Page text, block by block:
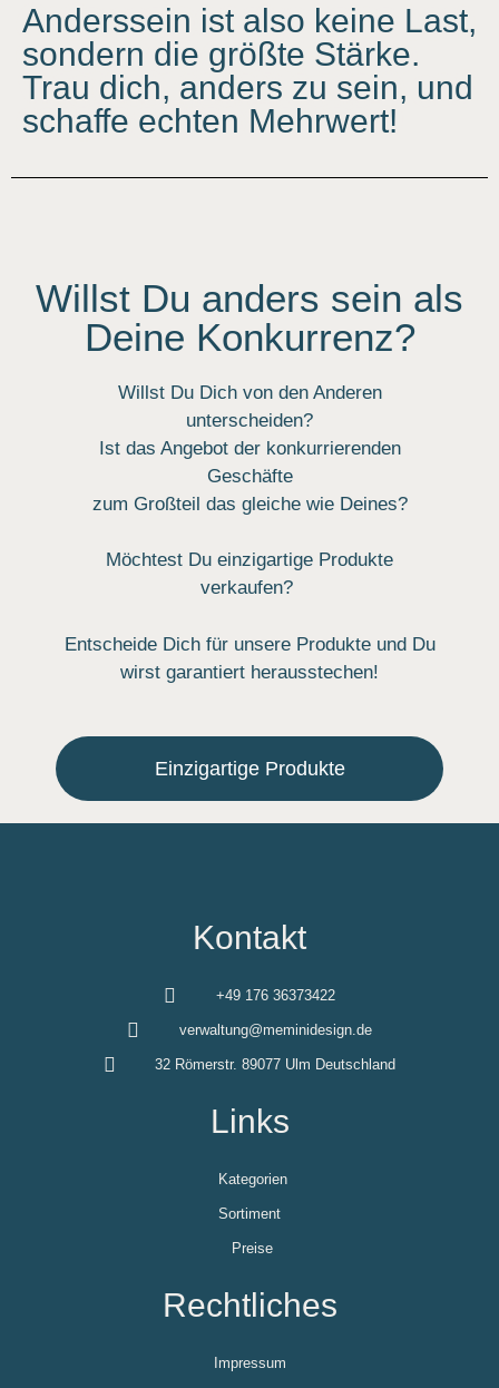
Anderssein ist also keine Last,
sondern die größte Stärke.
Trau dich, anders zu sein, und
schaffe echten Mehrwert!
Willst Du anders sein als
Deine Konkurrenz?
Willst Du Dich von den Anderen
unterscheiden?
Ist das Angebot der konkurrierenden
Geschäfte
zum Großteil das gleiche wie Deines?
Möchtest Du einzigartige Produkte
verkaufen?
Entscheide Dich für unsere Produkte und Du
wirst garantiert herausstechen!
Einzigartige Produkte
Kontakt
+49 176 36373422
verwaltung@meminidesign.de
32 Römerstr. 89077 Ulm Deutschland
Links
Kategorien
Sortiment
Preise
Rechtliches
Impressum